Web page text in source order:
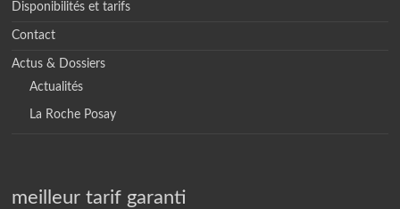
Disponibilités et tarifs
Contact
Actus & Dossiers
Actualités
La Roche Posay
meilleur tarif garanti